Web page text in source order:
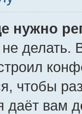
нужно
делать.
чтобы
даёт вам